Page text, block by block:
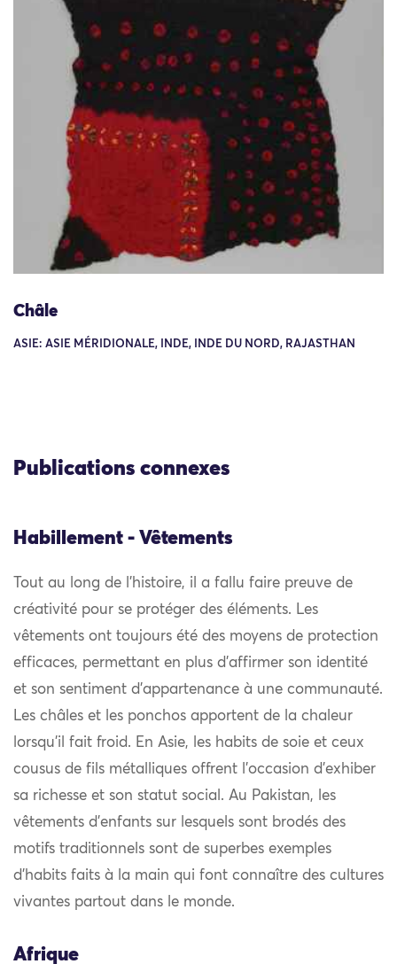
Châle
ASIE: ASIE MÉRIDIONALE, INDE, INDE DU NORD, RAJASTHAN
Publications connexes
Habillement - Vêtements
Tout au long de l’histoire, il a fallu faire preuve de
créativité pour se protéger des éléments. Les
vêtements ont toujours été des moyens de protection
efficaces, permettant en plus d’affirmer son identité
et son sentiment d’appartenance à une communauté.
Les châles et les ponchos apportent de la chaleur
lorsqu’il fait froid. En Asie, les habits de soie et ceux
cousus de fils métalliques offrent l’occasion d’exhiber
sa richesse et son statut social. Au Pakistan, les
vêtements d’enfants sur lesquels sont brodés des
motifs traditionnels sont de superbes exemples
d’habits faits à la main qui font connaître des cultures
vivantes partout dans le monde.
Afrique